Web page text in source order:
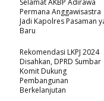
Selamat AKBP Adirawa
Permana Anggawisastra
Jadi Kapolres Pasaman
Baru
Rekomendasi LKPJ 2024
Disahkan, DPRD Sumbar
Komit Dukung
Pembangunan
Berkelanjutan